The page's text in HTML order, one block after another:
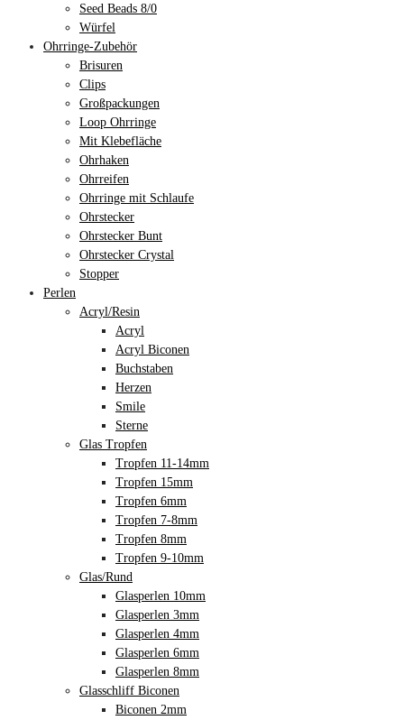
Seed Beads 8/0
Würfel
Ohrringe-Zubehör
Brisuren
Clips
Großpackungen
Loop Ohrringe
Mit Klebefläche
Ohrhaken
Ohrreifen
Ohrringe mit Schlaufe
Ohrstecker
Ohrstecker Bunt
Ohrstecker Crystal
Stopper
Perlen
Acryl/Resin
Acryl
Acryl Biconen
Buchstaben
Herzen
Smile
Sterne
Glas Tropfen
Tropfen 11-14mm
Tropfen 15mm
Tropfen 6mm
Tropfen 7-8mm
Tropfen 8mm
Tropfen 9-10mm
Glas/Rund
Glasperlen 10mm
Glasperlen 3mm
Glasperlen 4mm
Glasperlen 6mm
Glasperlen 8mm
Glasschliff Biconen
Biconen 2mm